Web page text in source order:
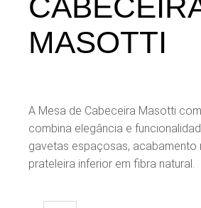
MASOTTI
A Mesa de Cabeceira Masotti
combina elegância e
gavetas espaçosas, acabamento
prateleira inferior em fibra natural.